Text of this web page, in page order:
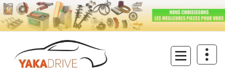
Aller
au
contenu